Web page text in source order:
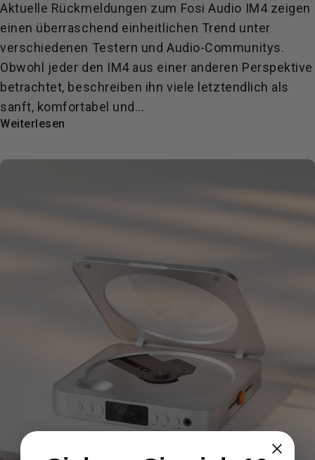
Aktuelle Rückmeldungen zum Fosi Audio IM4 zeigen
einen überraschend einheitlichen Trend unter
verschiedenen Testern und Audio-Communitys.
Obwohl jeder den IM4 aus einer anderen Perspektive
betrachtet, beschreiben ihn viele letztendlich als
sanft, komfortabel und...
Weiterlesen